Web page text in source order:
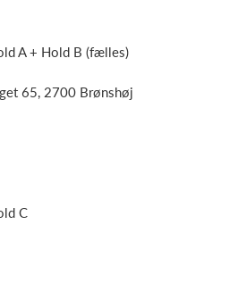
A + Hold B (fælles)
65, 2700 Brønshøj
C